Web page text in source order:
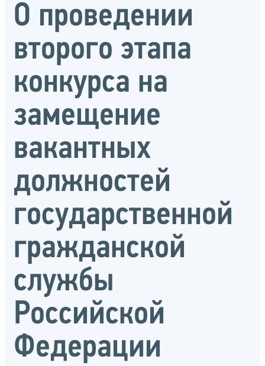
О проведении
второго этапа
конкурса на
замещение
вакантных
должностей
государственной
гражданской
службы
Российской
Федерации